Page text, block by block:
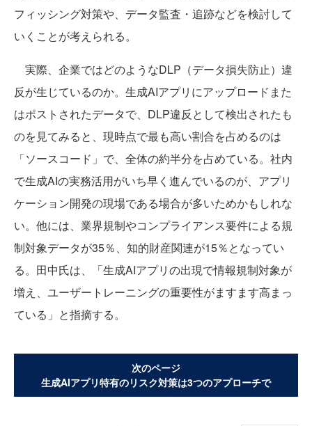
フィッシング対策や、データ監査・追跡などを検討して
いくことが考えられる。
実際、企業ではどのようなDLP（データ損失防止）違
反が生じているのか。生成AIアプリにアップロードまた
はポストされたデータで、DLP違反として検出されたも
のを見てみると、現時点で最も高い割合を占めるのは
「ソースコード」で、全体の約半分を占めている。社内
で生成AIの実務活用がいち早く進んでいるのが、アプリ
ケーション開発の現場である場合が多いためかもしれな
い。他には、業界規制やコンプライアンス要件による規
制対象データが35％、知的財産関連が15％となってい
る。田中氏は、「生成AIアプリの出現で情報規制対象が
増え、ユーザートレーニングの重要性がますます高まっ
ている」と指摘する。
次のページ
生成AIアプリ特有のリスク対策は3つのアプローチで